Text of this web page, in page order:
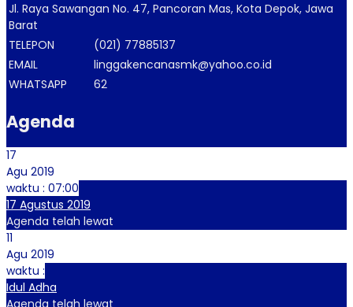
Jl. Raya Sawangan No. 47, Pancoran Mas, Kota Depok, Jawa
Barat
TELEPON
(021) 77885137
EMAIL
linggakencanasmk@yahoo.co.id
WHATSAPP
62
Agenda
17
Agu 2019
waktu : 07:00
17 Agustus 2019
Agenda telah lewat
11
Agu 2019
waktu :
Idul Adha